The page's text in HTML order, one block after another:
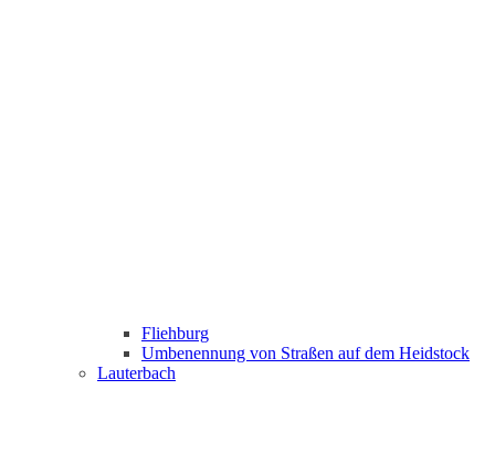
Fliehburg
Umbenennung von Straßen auf dem Heidstock
Lauterbach